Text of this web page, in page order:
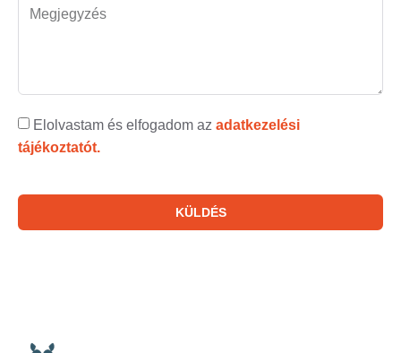
Elolvastam és elfogadom az adatkezelési
tájékoztatót.
KÜLDÉS